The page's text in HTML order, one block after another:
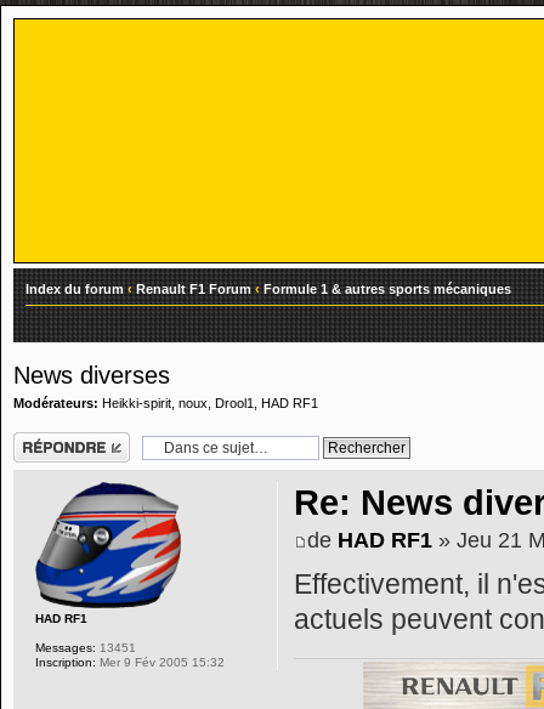
Index du forum ‹ Renault F1 Forum ‹ Formule 1 & autres sports mécaniques
News diverses
Modérateurs: Heikki-spirit noux Drool1 HAD RF1
Répondre
Re: News
de HAD RF1» Jeu 21
Effectivement, il
actuels peuvent
HAD RF1
Messages: 13451
Inscription: Mer 9 Fév 2005 15:32